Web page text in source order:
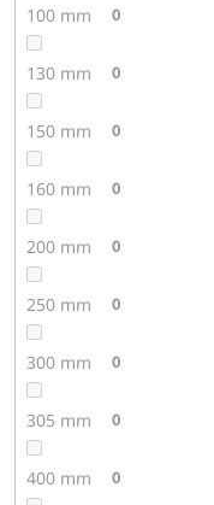
100 mm 0
130 mm 0
150 mm 0
160 mm 0
200 mm 0
250 mm 0
300 mm 0
305 mm 0
400 mm 0